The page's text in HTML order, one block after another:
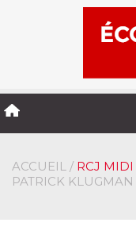
ACCUEIL / RCJ MIDI
PATRICK KLUGMAN